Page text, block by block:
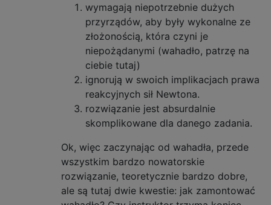
wymagają niepotrzebnie dużych
przyrządów, aby były wykonalne ze
złożonością, która czyni je
niepożądanymi (wahadło, patrzę na
ciebie tutaj)
ignorują w swoich implikacjach prawa
reakcyjnych sił Newtona.
rozwiązanie jest absurdalnie
skomplikowane dla danego zadania.
Ok, więc zaczynając od wahadła, przede
wszystkim bardzo nowatorskie
rozwiązanie, teoretycznie bardzo dobre,
ale są tutaj dwie kwestie: jak zamontować